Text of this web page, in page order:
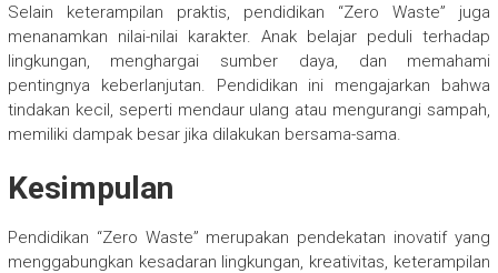
Selain keterampilan praktis, pendidikan “Zero Waste” juga
menanamkan nilai-nilai karakter. Anak belajar peduli terhadap
lingkungan, menghargai sumber daya, dan memahami
pentingnya keberlanjutan. Pendidikan ini mengajarkan bahwa
tindakan kecil, seperti mendaur ulang atau mengurangi sampah,
memiliki dampak besar jika dilakukan bersama-sama.
Kesimpulan
Pendidikan “Zero Waste” merupakan pendekatan inovatif yang
menggabungkan kesadaran lingkungan, kreativitas, keterampilan